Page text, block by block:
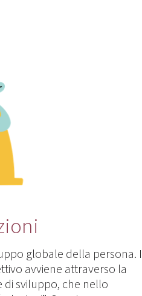
globale della persona.
avviene attraverso la
sviluppo, che nello